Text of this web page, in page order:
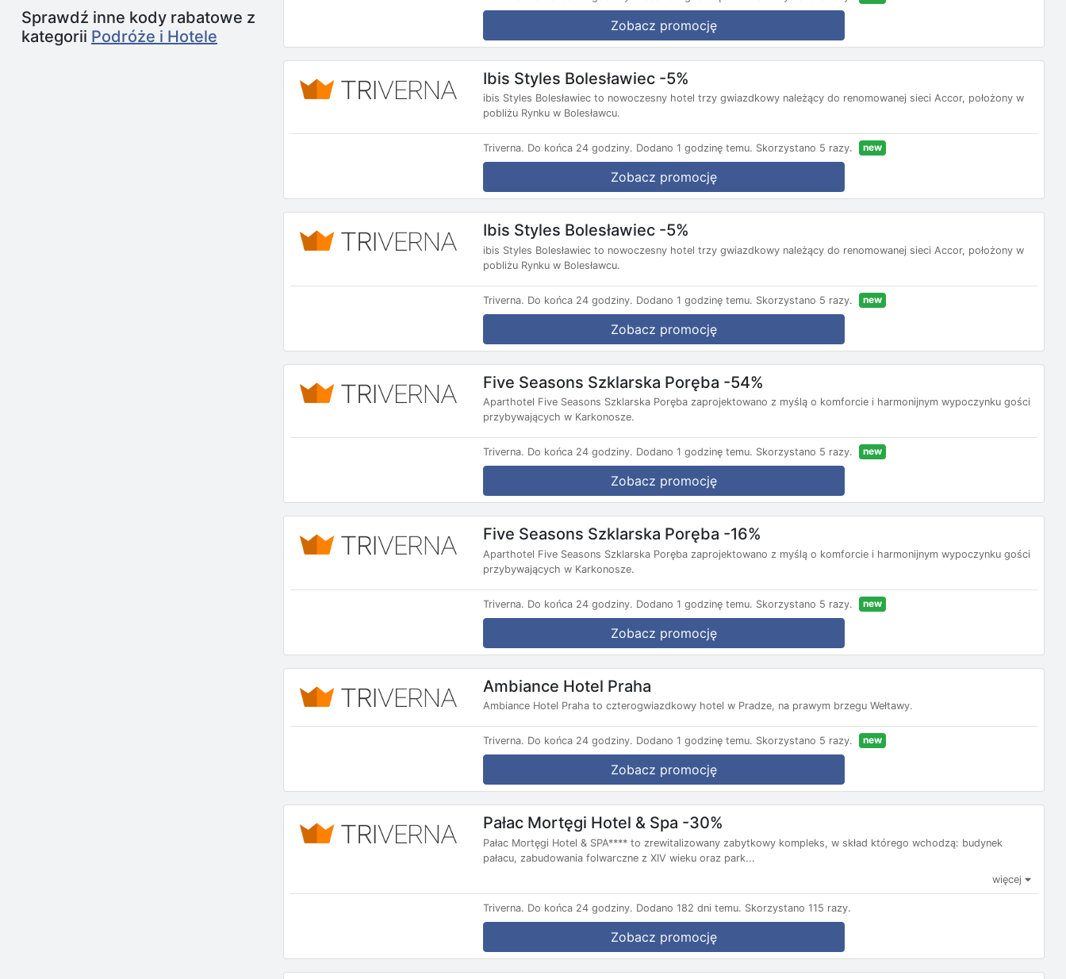
Sprawdź inne kody rabatowe z
kategorii Podróże i Hotele
Zobacz promocję
Ibis Styles Bolesławiec -5%
ibis Styles Bolesławiec to nowoczesny hotel trzy gwiazdkowy należący do renomowanej sieci Accor, położony w
pobliżu Rynku w Bolesławcu.
Triverna. Do końca 24 godziny. Dodano 1 godzinę temu. Skorzystano 5 razy. new
Zobacz promocję
Ibis Styles Bolesławiec -5%
ibis Styles Bolesławiec to nowoczesny hotel trzy gwiazdkowy należący do renomowanej sieci Accor, położony w
pobliżu Rynku w Bolesławcu.
Triverna. Do końca 24 godziny. Dodano 1 godzinę temu. Skorzystano 5 razy. new
Zobacz promocję
Five Seasons Szklarska Poręba -54%
Aparthotel Five Seasons Szklarska Poręba zaprojektowano z myślą o komforcie i harmonijnym wypoczynku gości
przybywających w Karkonosze.
Triverna. Do końca 24 godziny. Dodano 1 godzinę temu. Skorzystano 5 razy. new
Zobacz promocję
Five Seasons Szklarska Poręba -16%
Aparthotel Five Seasons Szklarska Poręba zaprojektowano z myślą o komforcie i harmonijnym wypoczynku gości
przybywających w Karkonosze.
Triverna. Do końca 24 godziny. Dodano 1 godzinę temu. Skorzystano 5 razy. new
Zobacz promocję
Ambiance Hotel Praha
Ambiance Hotel Praha to czterogwiazdkowy hotel w Pradze, na prawym brzegu Wełtawy.
Triverna. Do końca 24 godziny. Dodano 1 godzinę temu. Skorzystano 5 razy. new
Zobacz promocję
Pałac Mortęgi Hotel & Spa -30%
Pałac Mortęgi Hotel & SPA**** to zrewitalizowany zabytkowy kompleks, w skład którego wchodzą: budynek
pałacu, zabudowania folwarczne z XIV wieku oraz park...
więcej
Triverna. Do końca 24 godziny. Dodano 182 dni temu. Skorzystano 115 razy.
Zobacz promocję